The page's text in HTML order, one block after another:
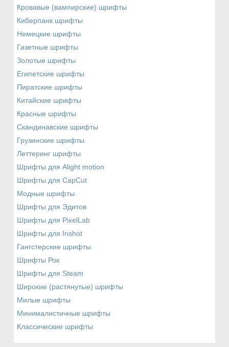
Кровавые (вампирские) шрифты
Киберпанк шрифты
Немецкие шрифты
Газетные шрифты
Золотые шрифты
Египетские шрифты
Пиратские шрифты
Китайские шрифты
Красные шрифты
Скандинавские шрифты
Грузинские шрифты
Леттеринг шрифты
Шрифты для Alight motion
Шрифты для CapCut
Модные шрифты
Шрифты для Эдитов
Шрифты для PixelLab
Шрифты для Inshot
Гангстерские шрифты
Шрифты Рок
Шрифты для Steam
Широкие (растянутые) шрифты
Милые шрифты
Минималистичные шрифты
Классические шрифты